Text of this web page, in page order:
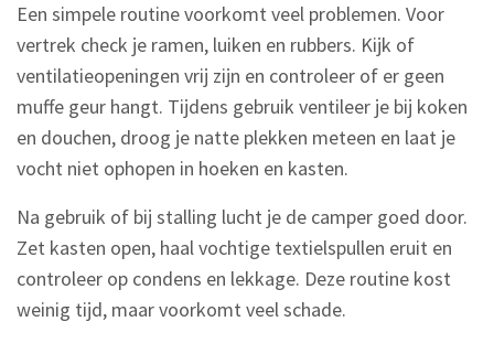
Een simpele routine voorkomt veel problemen. Voor
vertrek check je ramen, luiken en rubbers. Kijk of
ventilatieopeningen vrij zijn en controleer of er geen
muffe geur hangt. Tijdens gebruik ventileer je bij koken
en douchen, droog je natte plekken meteen en laat je
vocht niet ophopen in hoeken en kasten.
Na gebruik of bij stalling lucht je de camper goed door.
Zet kasten open, haal vochtige textielspullen eruit en
controleer op condens en lekkage. Deze routine kost
weinig tijd, maar voorkomt veel schade.